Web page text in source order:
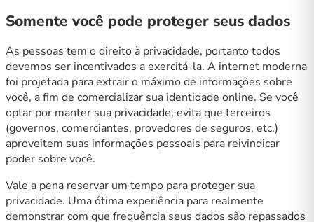
Somente você pode proteger seus dados
As pessoas tem o direito à privacidade, portanto todos
devemos ser incentivados a exercitá-la. A internet moderna
foi projetada para extrair o máximo de informações sobre
você, a fim de comercializar sua identidade online. Se você
optar por manter sua privacidade, evita que terceiros
(governos, comerciantes, provedores de seguros, etc.)
aproveitem suas informações pessoais para reivindicar
poder sobre você.
Vale a pena reservar um tempo para proteger sua
privacidade. Uma ótima experiência para realmente
demonstrar com que frequência seus dados são repassados ​​